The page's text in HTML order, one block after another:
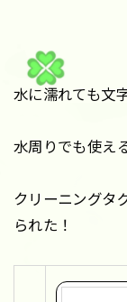
水に濡れても文
水周りでも使え
クリーニングタ
られた！